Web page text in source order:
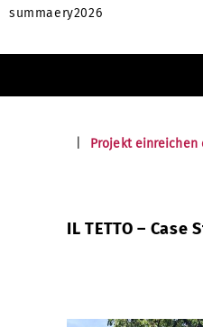
summaery2026
Projekt einreichen
IL TETTO – Case